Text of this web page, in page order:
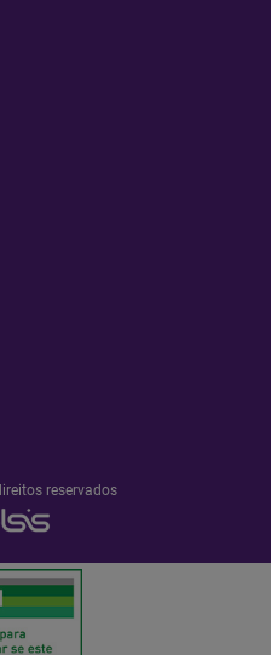
reservados